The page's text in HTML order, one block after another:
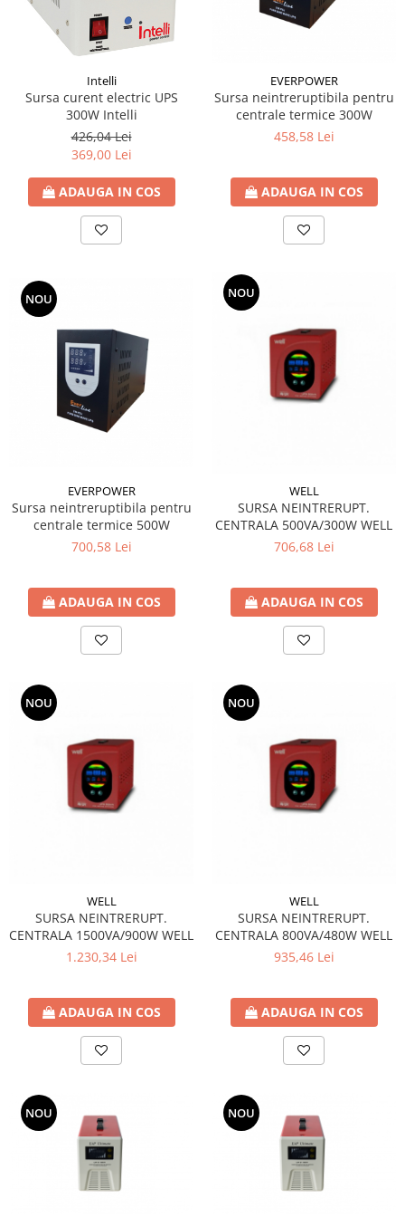
Fitinguri PPR
sferic
Sisteme de canalizare si ape
Sistem canalizare exterioara
Sistem canalizare interioara
DEDURIZARE
Statii de dedurizare
Fitinguri din alama
Intelli
Sursa curent electric UPS
300W Intelli
426,04 Lei
369,00 Lei
ADAUGA IN COS
EVERPOWER
Sursa neintreruptibila pentru
centrale termice 300W
458,58 Lei
ADAUGA IN COS
NOU
EVERPOWER
Sursa neintreruptibila pentru
centrale termice 500W
700,58 Lei
ADAUGA IN COS
NOU
WELL
SURSA NEINTRERUPT.
CENTRALA 500VA/300W WELL
706,68 Lei
ADAUGA IN COS
NOU
WELL
SURSA NEINTRERUPT.
CENTRALA 1500VA/900W WELL
1.230,34 Lei
ADAUGA IN COS
NOU
WELL
SURSA NEINTRERUPT.
CENTRALA 800VA/480W WELL
935,46 Lei
ADAUGA IN COS
NOU NOU